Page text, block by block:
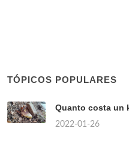
TÓPICOS POPULARES
Quanto costa un
2022-01-26